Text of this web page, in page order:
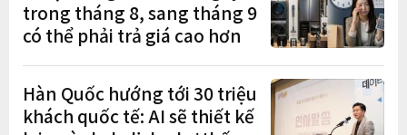
trong tháng 8, sang tháng 9
có thể phải trả giá cao hơn
Hàn Quốc hướng tới 30 triệu
khách quốc tế: AI sẽ thiết kế